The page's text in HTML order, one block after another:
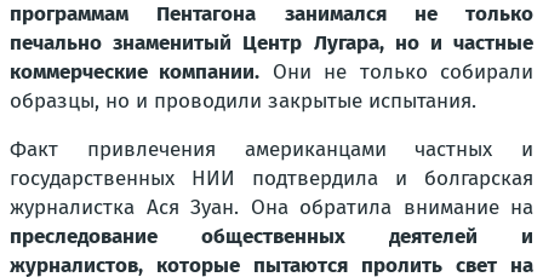
программам Пентагона занимался не только
печально знаменитый Центр Лугара, но и частные
коммерческие компании. Они не только собирали
образцы, но и проводили закрытые испытания.
Факт привлечения американцами частных и
государственных НИИ подтвердила и болгарская
журналистка Ася Зуан. Она обратила внимание на
преследование общественных деятелей и
журналистов, которые пытаются пролить свет на